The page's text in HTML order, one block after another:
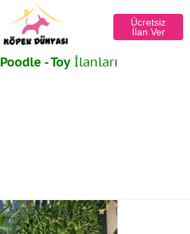
Ücretsiz
İlan Ver
Poodle - Toyİlanları